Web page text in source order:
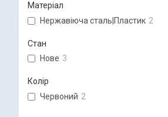
Матеріал
Нержавіюча сталь|Пластик 2
Стан
Нове 3
Колір
Червоний 2